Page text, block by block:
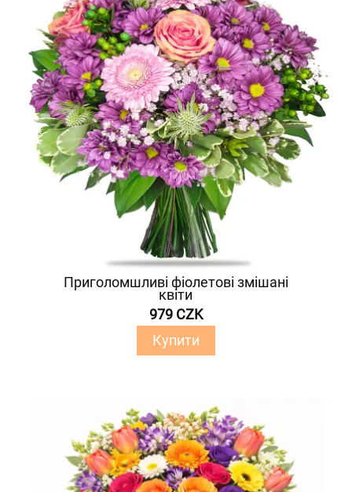
Приголомшливі фіолетові змішані
квіти
979 CZK
Купити